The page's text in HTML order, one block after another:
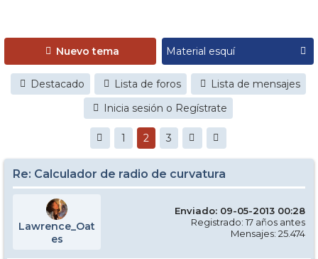
Nuevo tema
Destacado Lista de foros
Lista de mensajes
Inicia sesión o Regístrate
1 2 3
Re: Calculador de radio de curvatura
Lawrence_Oat
es
Enviado: 09-05-2013 00:28
Registrado: 17 años antes
Mensajes: 25.474